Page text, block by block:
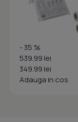
- 35 %
539.99 lei
349.99 lei
Adauga in cos